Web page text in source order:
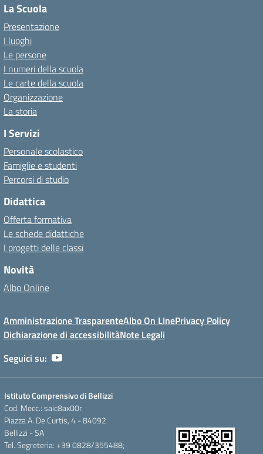
La Scuola
Presentazione
I luoghi
Le persone
I numeri della scuola
Le carte della scuola
Organizzazione
La storia
I Servizi
Personale scolastico
Famiglie e studenti
Percorsi di studio
Didattica
Offerta formativa
Le schede didattiche
I progetti delle classi
Novità
Albo Online
Amministrazione TrasparenteAlbo On LInePrivacy Policy
Dichiarazione di accessibilitàNote Legali
Seguici su:
Istituto Comprensivo di Bellizzi
Cod. Mecc.: saic8ax00r
Piazza A. De Curtis, 4 - 84092
Bellizzi - SA
Tel. Segreteria: +39 0828/355488;